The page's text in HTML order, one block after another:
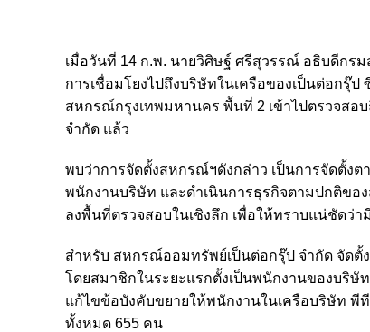
เมื่อวันที่ 14 ก.พ. นายวิศิษฐ์ ศรีสุวรรณ์ อธิบดีกรม
การเชื่อมโยงไปถึงบริษัทในเครือของเป็นต่อกรุ๊
สหกรณ์กรุงเทพมหานคร พื้นที่ 2 เข้าไปตรวจส
จำกัด แล้ว
พบว่าการจัดตั้งสหกรณ์ฯดังกล่าว เป็นการจัดตั้ง
พนักงานบริษัท และดำเนินการธุรกิจตามปกติข
ลงพื้นที่ตรวจสอบในเชิงลึก เพื่อให้ทราบแน่ชัดว่
สำหรับ สหกรณ์ออมทรัพย์เป็นต่อกรุ๊ป จำกัด จัดตั้
โดยสมาชิกในระยะแรกตั้งเป็นพนักงานของบริษั
แก้ไขข้อบังคับขยายให้พนักงานในเครือบริษัท พี
ทั้งหมด 655 คน